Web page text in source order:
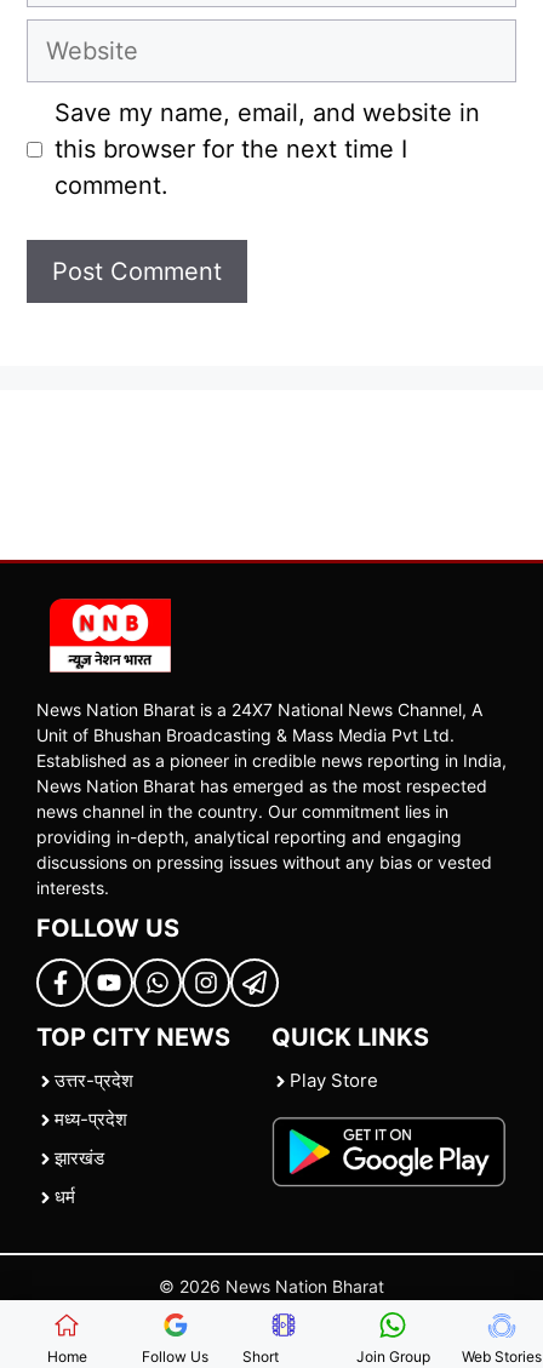
Website
Save my name, email, and website in
this browser for the next time I
comment.
News Nation Bharat is a 24X7 National News Channel, A
Unit of Bhushan Broadcasting & Mass Media Pvt Ltd.
Established as a pioneer in credible news reporting in India,
News Nation Bharat has emerged as the most respected
news channel in the country. Our commitment lies in
providing in-depth, analytical reporting and engaging
discussions on pressing issues without any bias or vested
interests.
FOLLOW US
TOP CITY NEWS
उत्तर-प्रदेश
मध्य-प्रदेश
झारखंड
धर्म
QUICK LINKS
Play Store
© 2026 News Nation Bharat
| |Contact Us |Policies Terms and Conditions
Home Follow Us Short Join Group Web Stories